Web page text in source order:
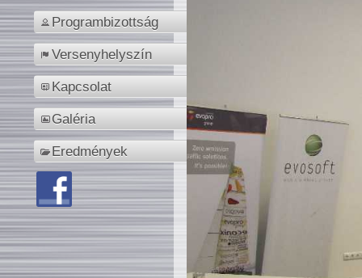
Programbizottság
Versenyhelyszín
Kapcsolat
Galéria
Eredmények